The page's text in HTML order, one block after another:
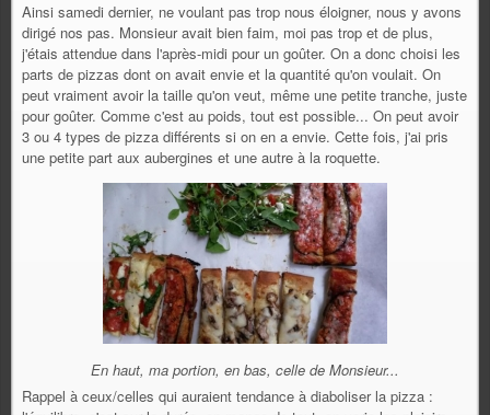
Ainsi samedi dernier, ne voulant pas trop nous éloigner, nous y avons
dirigé nos pas. Monsieur avait bien faim, moi pas trop et de plus,
j'étais attendue dans l'après-midi pour un goûter. On a donc choisi les
parts de pizzas dont on avait envie et la quantité qu'on voulait. On
peut vraiment avoir la taille qu'on veut, même une petite tranche, juste
pour goûter. Comme c'est au poids, tout est possible... On peut avoir
3 ou 4 types de pizza différents si on en a envie. Cette fois, j'ai pris
une petite part aux aubergines et une autre à la roquette.
En haut, ma portion, en bas, celle de Monsieur...
Rappel à ceux/celles qui auraient tendance à diaboliser la pizza :